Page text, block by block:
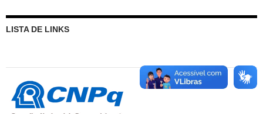
LISTA DE LINKS